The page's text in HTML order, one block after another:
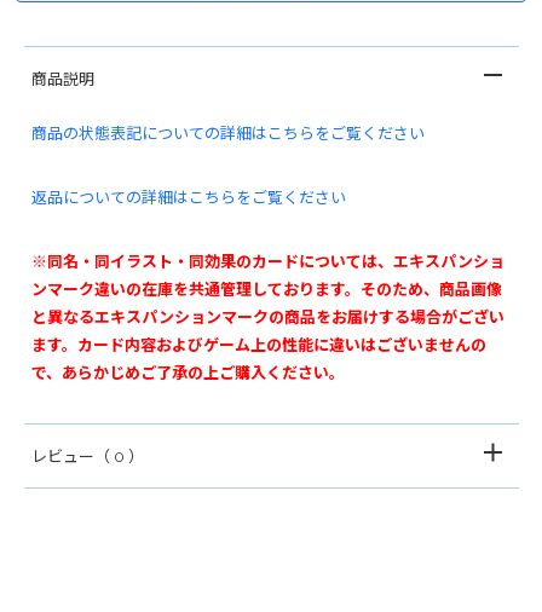
商品説明
商品の状態表記についての詳細はこちらをご覧ください
返品についての詳細はこちらをご覧ください
※同名・同イラスト・同効果のカードについては、エキスパンショ
ンマーク違いの在庫を共通管理しております。そのため、商品画像
と異なるエキスパンションマークの商品をお届けする場合がござい
ます。カード内容およびゲーム上の性能に違いはございませんの
で、あらかじめご了承の上ご購入ください。
レビュー （ 0 ）